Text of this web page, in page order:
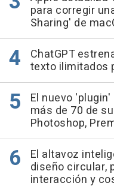
para corregir
Sharing' de
ChatGPT
texto ilimitados
El nuevo
más de 70 de
Photoshop,
El altavoz
diseño circular,
interacción y